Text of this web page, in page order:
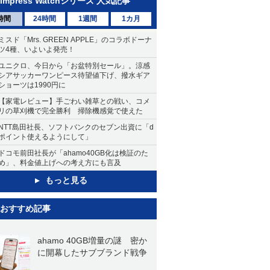
間 24時間 1週間 1カ月
スド「Mrs. GREEN APPLE」のコラボドーナ
4種、いよいよ発売！
ニクロ、今日から「お盆特別セール」。涼感
アサッカーワンピース待望値下げ、撥水ギア
ョーツは1990円に
家電レビュー】手ごわい雑草との戦い、コメ
の草刈機で完全勝利 掃除機感覚で使えた
島田社長、ソフトバンクのセブン出資に「d
イント使えるようにして」
コモ前田社長が「ahamo40GB化は検証のた
」、料金値上げへの考え方にも言及
もっと見る
おすすめ記事
ahamo 40GB増量の謎 密か
に開幕したサブブランド戦争